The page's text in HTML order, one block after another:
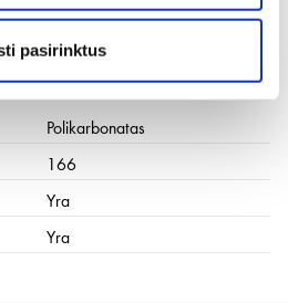
pasirinktus
Polikarbonatas
166
Yra
Yra